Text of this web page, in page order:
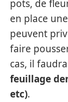
pots, de
en place
peuvent
faire
cas, il
feuillage
etc).